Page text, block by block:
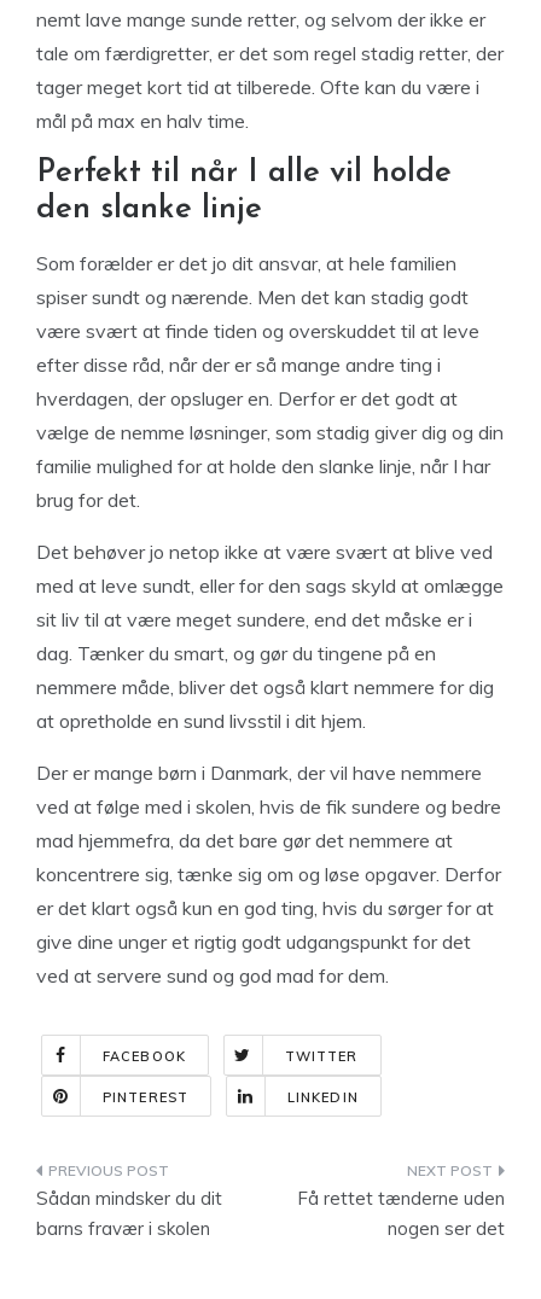
nemt lave mange sunde retter, og selvom der ikke er
tale om færdigretter, er det som regel stadig retter, der
tager meget kort tid at tilberede. Ofte kan du være i
mål på max en halv time.
Perfekt til når I alle vil holde
den slanke linje
Som forælder er det jo dit ansvar, at hele familien
spiser sundt og nærende. Men det kan stadig godt
være svært at finde tiden og overskuddet til at leve
efter disse råd, når der er så mange andre ting i
hverdagen, der opsluger en. Derfor er det godt at
vælge de nemme løsninger, som stadig giver dig og din
familie mulighed for at holde den slanke linje, når I har
brug for det.
Det behøver jo netop ikke at være svært at blive ved
med at leve sundt, eller for den sags skyld at omlægge
sit liv til at være meget sundere, end det måske er i
dag. Tænker du smart, og gør du tingene på en
nemmere måde, bliver det også klart nemmere for dig
at opretholde en sund livsstil i dit hjem.
Der er mange børn i Danmark, der vil have nemmere
ved at følge med i skolen, hvis de fik sundere og bedre
mad hjemmefra, da det bare gør det nemmere at
koncentrere sig, tænke sig om og løse opgaver. Derfor
er det klart også kun en god ting, hvis du sørger for at
give dine unger et rigtig godt udgangspunkt for det
ved at servere sund og god mad for dem.
FACEBOOK TWITTER
PINTEREST LINKEDIN
Indlægsnavigation
Sådan mindsker du dit
barns fravær i skolen
Få rettet tænderne uden
nogen ser det